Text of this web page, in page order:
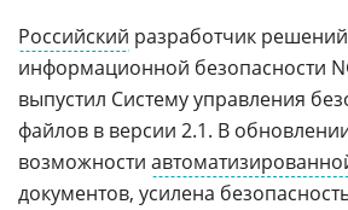
Российский разработчик
информационной безопасности
выпустил Систему управления
файлов в версии 2.1. В
возможности
документов, усилена